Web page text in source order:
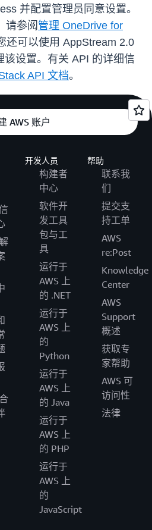
并配置管理员同意设置。
请参阅 管理 OneDrive for
还可以使用 AppStream 2.0
该设置。有关 API 的详细信
API 文档。
AWS 账户
开发人员
构建者
中心
软件开
发工具
包与工
具
运行于
AWS 上
的 .NET
运行于
AWS 上
的
Python
运行于
AWS 上
的 Java
运行于
AWS 上
的 PHP
运行于
AWS 上
的
JavaScript
帮助
联系我
们
提交支
持工单
AWS
re:Post
Knowledge
Center
AWS
Support
概述
获取专
家帮助
AWS 可
访问性
法律